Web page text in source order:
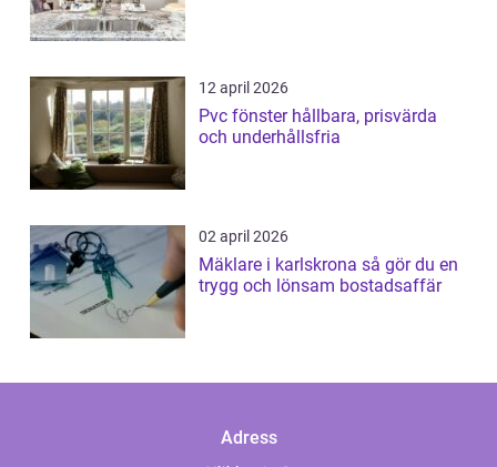
12 april 2026
Pvc fönster hållbara, prisvärda
och underhållsfria
02 april 2026
Mäklare i karlskrona så gör du en
trygg och lönsam bostadsaffär
Adress